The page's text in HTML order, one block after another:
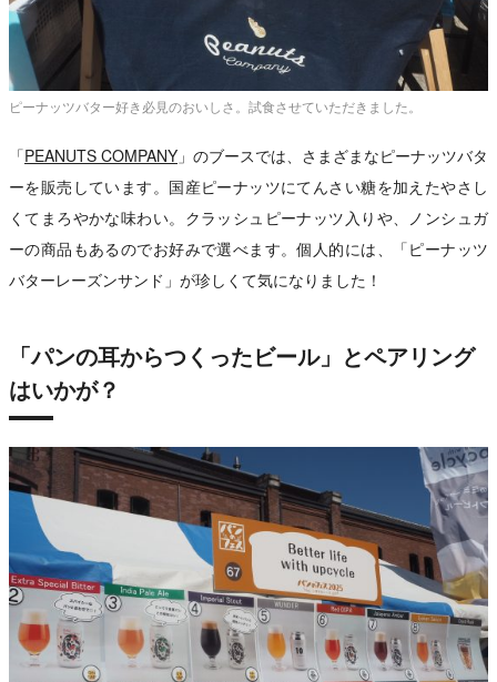
ピーナッツバター好き必見のおいしさ。試食させていただきました。
「PEANUTS COMPANY 」のブースでは、さまざまなピーナッツバタ
ーを販売しています。国産ピーナッツにてんさい糖を加えたやさし
くてまろやかな味わい。クラッシュピーナッツ入りや、ノンシュガ
ーの商品もあるのでお好みで選べます。個人的には、「ピーナッツ
バターレーズンサンド」が珍しくて気になりました！
「パンの耳からつくったビール」とペアリング
はいかが？